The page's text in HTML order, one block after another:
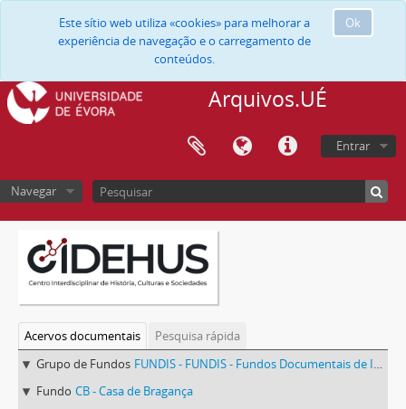
Ok
Este sítio web utiliza «cookies» para melhorar a
experiência de navegação e o carregamento de
conteúdos.
Arquivos.UÉ
Entrar
Navegar
Acervos documentais
Pesquisa rápida
Grupo de Fundos FUNDIS - FUNDIS - Fundos Documentais de Instituições do Sul
Fundo CB - Casa de Bragança